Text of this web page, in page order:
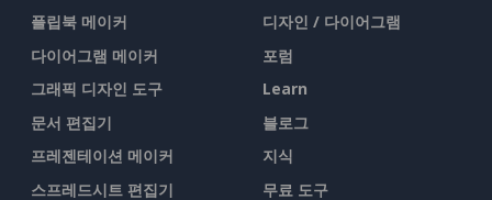
플립북 메이커
다이어그램 메이커
그래픽 디자인 도구
문서 편집기
프레젠테이션 메이커
스프레드시트 편집기
디자인 / 다이어그램
포럼
Learn
블로그
지식
무료 도구